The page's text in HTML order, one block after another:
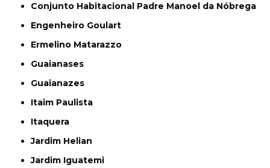
Conjunto Habitacional Padre Manoel da Nóbrega
Engenheiro Goulart
Ermelino Matarazzo
Guaianases
Guaianazes
Itaim Paulista
Itaquera
Jardim Helian
Jardim Iguatemi